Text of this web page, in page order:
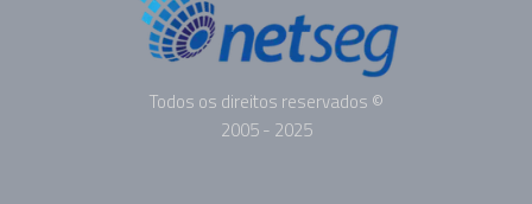
Todos os direitos reservados ©
2005 - 2025